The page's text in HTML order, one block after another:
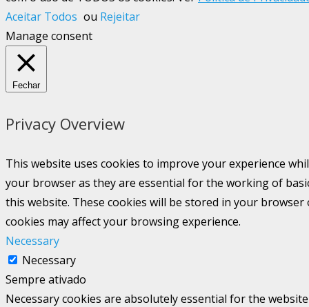
Aceitar Todos ou Rejeitar
Manage consent
Fechar
Privacy Overview
This website uses cookies to improve your experience
your browser as they are essential for the working of
this website. These cookies will be stored in your
cookies may affect your browsing experience.
Necessary
Necessary
Sempre ativado
Necessary cookies are absolutely essential for the